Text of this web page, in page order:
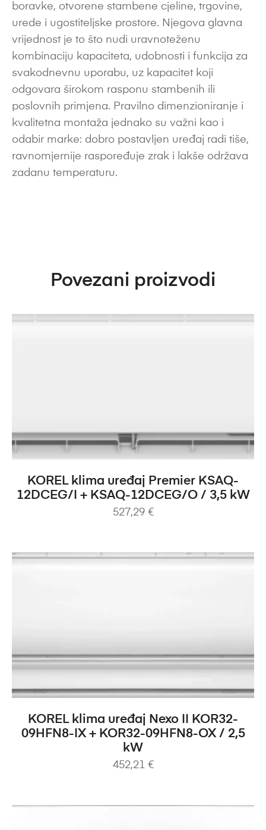
boravke, otvorene stambene cjeline, trgovine,
urede i ugostiteljske prostore. Njegova glavna
vrijednost je to što nudi uravnoteženu
kombinaciju kapaciteta, udobnosti i funkcija za
svakodnevnu uporabu, uz kapacitet koji
odgovara širokom rasponu stambenih ili
poslovnih primjena. Pravilno dimenzioniranje i
kvalitetna montaža jednako su važni kao i
odabir marke: dobro postavljen uređaj radi tiše,
ravnomjernije raspoređuje zrak i lakše održava
zadanu temperaturu.
Povezani proizvodi
DODAJ U KOŠARICU
KOREL klima uređaj Premier KSAQ-
12DCEG/I + KSAQ-12DCEG/O / 3,5 kW
527,29 €
DODAJ U KOŠARICU
KOREL klima uređaj Nexo II KOR32-
09HFN8-IX + KOR32-09HFN8-OX / 2,5
kW
452,21 €